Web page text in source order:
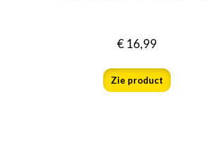
€16,99
Zie product